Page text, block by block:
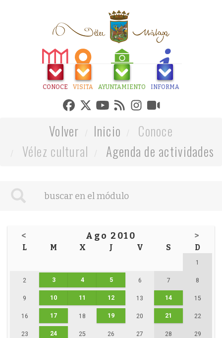
CONOCE VISITA AYUNTAMIENTO INFORMA
Volver Inicio
Conoce
Vélez cultural
Agenda de actividades
< Ago 2010 >
L M X J V S D
1
2 3 4 5 6 7 8
9 10 11 12 13 14 15
16 17 18 19 20 21 22
23 24 25 26 27 28 29